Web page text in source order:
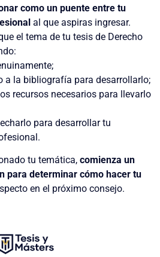
como un puente entre tu
al que aspiras ingresar.
el tema de tu tesis de Derecho
a la bibliografía para desarrollarlo;
recursos necesarios para llevarlo
para desarrollar tu
tu temática, comienza un
para determinar cómo hacer tu
en el próximo consejo.